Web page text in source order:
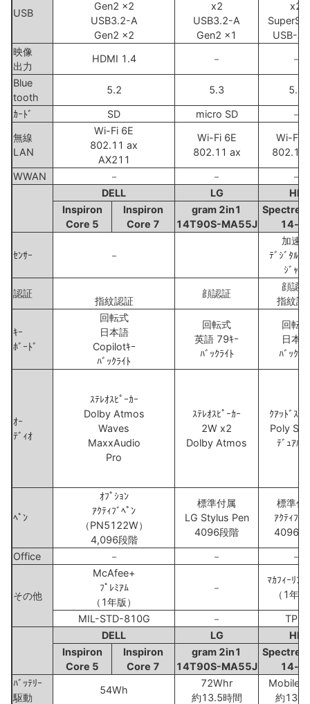
USB
Gen2 x2
USB3.2-A
Gen2 x2
x2
USB3.2-A
Gen2 x1
x2
USB-A
映像
出力
HDMI 1.4 － －
Blue
tooth
5.2 5.3 5.3
ｶｰﾄﾞ SD micro SD
－
無線
LAN
Wi-Fi 6E
802.11 ax
AX211
Wi-Fi 6E
802.11 ax
Wi-Fi
802.11
WWAN － －
－
DELL
LG
HP
Inspiron
Core 5
Inspiron
Core 7
gram 2in1
14T90S-MA55J
Spectre
14-
ｾﾝｻｰ －
加速度
ﾃﾞｼﾞﾀﾙｺﾝ
ｼﾞｬｲﾛ
認証
指紋認証
顔認証
顔認証
指紋認
ｷｰ
ﾎﾞｰﾄﾞ
回転式
日本語
Copilotｷｰ
ﾊﾞｯｸﾗｲﾄ
回転式
英語 79ｷｰ
ﾊﾞｯｸﾗｲﾄ
回転式
日本語
ﾊﾞｯｸﾗｲ
ｵｰ
ﾃﾞｨｵ
ｽﾃﾚｵｽﾋﾟｰｶｰ
Dolby Atmos
Waves
MaxxAudio
Pro
ｽﾃﾚｵｽﾋﾟｰｶｰ
2W x2
Dolby Atmos
ｸｱｯﾄﾞｽﾋ
Poly
ﾃﾞｭｱﾙﾏ
ﾍﾟﾝ
ｵﾌﾟｼｮﾝ
ｱｸﾃｨﾌﾞﾍﾟﾝ
（PN5122W）
4,096段階
標準付属
LG Stylus Pen
4096段階
標準付
ｱｸﾃｨﾌﾞﾍ
4096段
Office － － －
その他
McAfee+
ﾌﾟﾚﾐｱﾑ
（1年版）
－
ﾏｶﾌｨｰﾘﾌﾞ
（1年
MIL-STD-810G －
TPM
DELL
LG
HP
Inspiron
Core 5
Inspiron
Core 7
gram 2in1
14T90S-MA55J
Spectre
14-
ﾊﾞｯﾃﾘｰ
駆動
54Wh
72Whr
約13.5時間
約13時